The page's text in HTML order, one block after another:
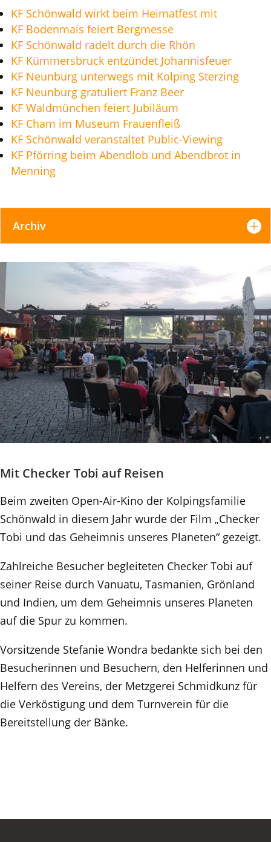
KF Schönwald wirkt beim Heimatfest mit
KF Bodenmais feiert Bergmesse
KF Schönwald radelt durch die Rhön
KF Kümmersbruck entzündet Johannisfeuer
KF Neunburg unterwegs mit Kolping Sterzing
KF Neunburg gratuliert Franz Beer
KF Waldmünchen feiert Jubiläum
KF Cham im Museum Frauenfleiß
KF Schönwald veranstaltet Public-Viewing
KF Pförring beim Abendlob und Abendbrot in
Menning
Archiv
Mit Checker Tobi auf Reisen
Beim zweiten Open-Air-Kino der Kolpingsfamilie
Schönwald in diesem Jahr wurde der Film „Checker
Tobi und das Geheimnis unseres Planeten“ gezeigt.
Zahlreiche Besucher begleiteten Checker Tobi auf
seiner Reise durch Vanuatu, Tasmanien, Grönland
und Indien, um dem Geheimnis unseres Planeten
auf die Spur zu kommen.
Vorsitzende Stefanie Wondra bedankte sich bei den
Besucherinnen und Besuchern, den Helferinnen und
Helfern des Vereins, der Metzgerei Schmidkunz für
die Verköstigung und dem Turnverein für die
Bereitstellung der Bänke.